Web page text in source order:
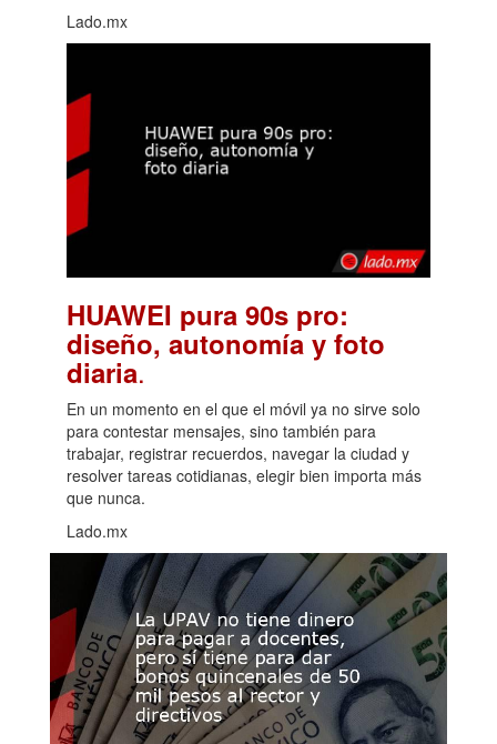
Lado.mx
HUAWEI pura 90s pro:
diseño, autonomía y foto
diaria.
En un momento en el que el móvil ya no sirve solo
para contestar mensajes, sino también para
trabajar, registrar recuerdos, navegar la ciudad y
resolver tareas cotidianas, elegir bien importa más
que nunca.
Lado.mx